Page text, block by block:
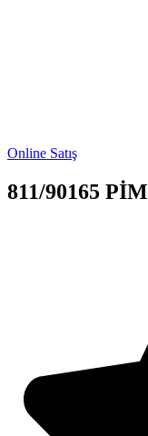
Online Satış
811/90165 PİM